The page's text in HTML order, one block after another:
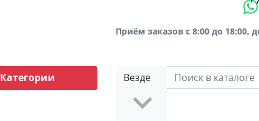
Приём заказов с 8:00 до 18:00,
Везде
Категории